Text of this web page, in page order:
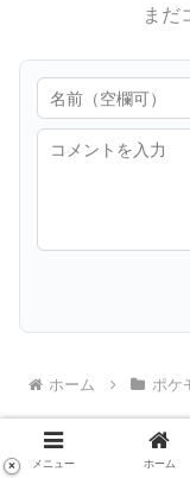
まだ
ホーム ポケ
メニュー ホーム
×